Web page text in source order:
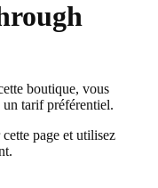
boutique, vous
tarif préférentiel.
page et utilisez